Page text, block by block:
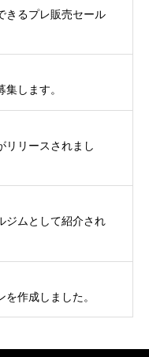
きるプレ販売セール
します。
リリースされまし
ジムとして紹介され
作成しました。